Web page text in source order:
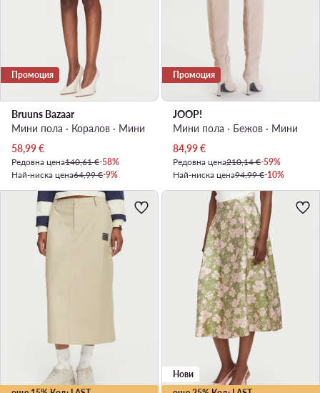
Промоция
Bruuns Bazaar
Мини пола · Коралов · Мини
Актуална цена
58,99€
Редовна цена140,61 €-58%
Най-ниска цена64,99 €-9%
Промоция
JOOP!
Мини пола · Бежов · Мини
Актуална цена
84,99€
Редовна цена210,14 €-59%
Най-ниска цена94,99 €-10%
Нови